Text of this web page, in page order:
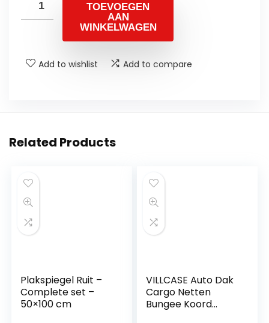
TOEVOEGEN
AAN
WINKELWAGEN
Add to wishlist Add to compare
Related Products
Plakspiegel Ruit –
Complete set –
50×100 cm
VILLCASE Auto Dak
Cargo Netten
Bungee Koord